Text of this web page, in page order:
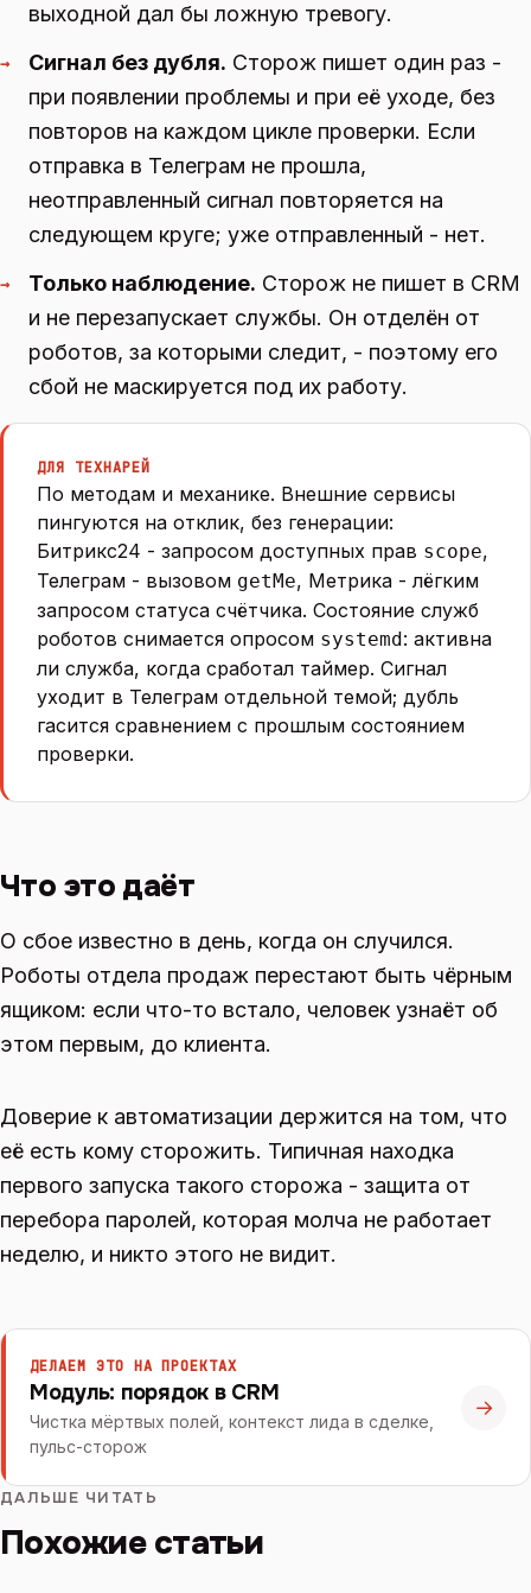
выходной дал бы ложную тревогу.
→ Сигнал без дубля. Сторож пишет один раз -
при появлении проблемы и при её уходе, без
повторов на каждом цикле проверки. Если
отправка в Телеграм не прошла,
неотправленный сигнал повторяется на
следующем круге; уже отправленный - нет.
→ Только наблюдение. Сторож не пишет в CRM
и не перезапускает службы. Он отделён от
роботов, за которыми следит, - поэтому его
сбой не маскируется под их работу.
ДЛЯ ТЕХНАРЕЙ
По методам и механике. Внешние сервисы
пингуются на отклик, без генерации:
Битрикс24 - запросом доступных прав scope,
Телеграм - вызовом getMe, Метрика - лёгким
запросом статуса счётчика. Состояние служб
роботов снимается опросом systemd: активна
ли служба, когда сработал таймер. Сигнал
уходит в Телеграм отдельной темой; дубль
гасится сравнением с прошлым состоянием
проверки.
Что это даёт
О сбое известно в день, когда он случился.
Роботы отдела продаж перестают быть чёрным
ящиком: если что-то встало, человек узнаёт об
этом первым, до клиента.
Доверие к автоматизации держится на том, что
её есть кому сторожить. Типичная находка
первого запуска такого сторожа - защита от
перебора паролей, которая молча не работает
неделю, и никто этого не видит.
ДЕЛАЕМ ЭТО НА ПРОЕКТАХ
Модуль: порядок в CRM
Чистка мёртвых полей, контекст лида в сделке,
пульс-сторож
→
ДАЛЬШЕ ЧИТАТЬ
Похожие статьи